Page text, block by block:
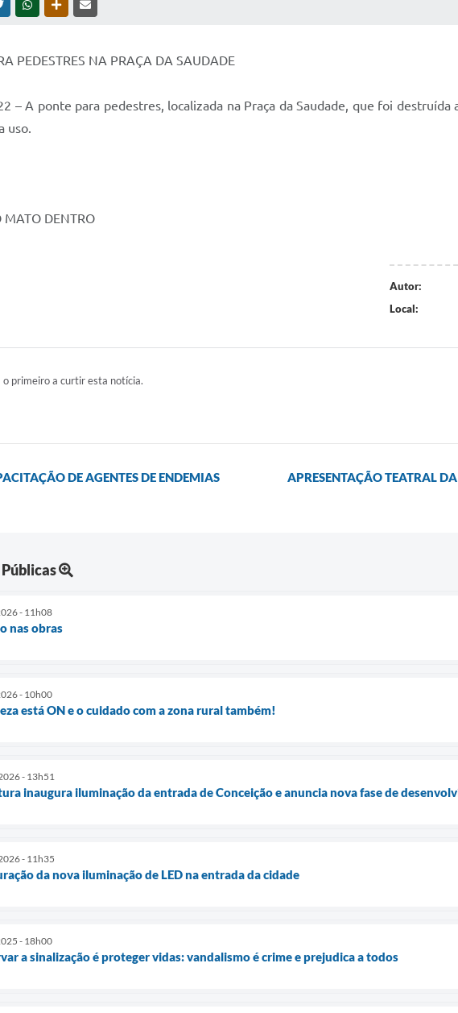
TWITTERWHATSAPPOUTRAS MÍDIAS
PEDESTRES NA PRAÇA DA SAUDADE
– A ponte para pedestres, localizada na Praça da Saudade, que foi
uso.
MATO DENTRO
Autor:
Local:
o primeiro a curtir esta notícia.
DE AGENTES DE ENDEMIAS APRESENTAÇÃO TEATRAL
- 11h08
nas obras
- 10h00
está ON e o cuidado com a zona rural também!
- 13h51
inaugura iluminação da entrada de Conceição e anuncia nova fase de
- 11h35
da nova iluminação de LED na entrada da cidade
- 18h00
a sinalização é proteger vidas: vandalismo é crime e prejudica a todos